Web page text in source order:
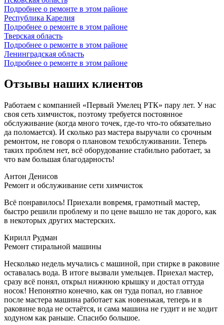
Подробнее о ремонте в этом районе
Республика Карелия
Подробнее о ремонте в этом районе
Тверская область
Подробнее о ремонте в этом районе
Ленинградская область
Подробнее о ремонте в этом районе
Отзывы наших клиентов
Работаем с компанией «Первый Умелец РТК» пару лет. У нас
своя сеть химчисток, поэтому требуется постоянное
обслуживание (когда много точек, где-то что-то обязательно
да поломается). И сколько раз мастера выручали со срочным
ремонтом, не говоря о плановом техобслуживании. Теперь
таких проблем нет, всё оборудование стабильно работает, за
что вам большая благодарность!
Антон Денисов
Ремонт и обслуживание сети химчисток
Всё понравилось! Приехали вовремя, грамотный мастер,
быстро решили проблему и по цене вышло не так дорого, как
в некоторых других мастерских.
Кирилл Рудман
Ремонт стиральной машины
Несколько недель мучались с машиной, при стирке в раковине
оставалась вода. В итоге вызвали умельцев. Приехал мастер,
сразу всё понял, открыл нижнюю крышку и достал оттуда
носок! Непонятно конечно, как он туда попал, но главное
после мастера машина работает как новенькая, теперь и в
раковине вода не остаётся, и сама машина не гудит и не ходит
ходуном как раньше. Спасибо большое.